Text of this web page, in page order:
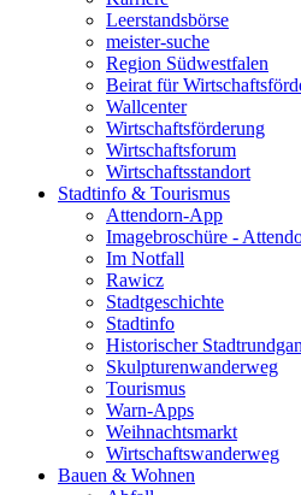
Leerstandsbörse
meister-suche
Region Südwestfalen
Beirat für
Wallcenter
Wirtschaftsförderung
Wirtschaftsforum
Wirtschaftsstandort
Stadtinfo & Tourismus
Attendorn-App
Imagebroschüre -
Im Notfall
Rawicz
Stadtgeschichte
Stadtinfo
Historischer
Skulpturenwanderweg
Tourismus
Warn-Apps
Weihnachtsmarkt
Wirtschaftswanderweg
Bauen & Wohnen